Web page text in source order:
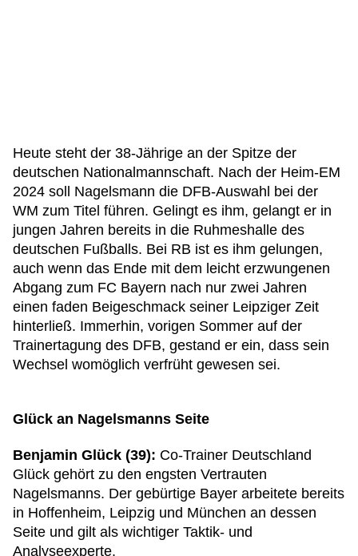
Heute steht der 38-Jährige an der Spitze der
deutschen Nationalmannschaft. Nach der Heim-EM
2024 soll Nagelsmann die DFB-Auswahl bei der
WM zum Titel führen. Gelingt es ihm, gelangt er in
jungen Jahren bereits in die Ruhmeshalle des
deutschen Fußballs. Bei RB ist es ihm gelungen,
auch wenn das Ende mit dem leicht erzwungenen
Abgang zum FC Bayern nach nur zwei Jahren
einen faden Beigeschmack seiner Leipziger Zeit
hinterließ. Immerhin, vorigen Sommer auf der
Trainertagung des DFB, gestand er ein, dass sein
Wechsel womöglich verfrüht gewesen sei.
Glück an Nagelsmanns Seite
Benjamin Glück (39): Co-Trainer Deutschland
Glück gehört zu den engsten Vertrauten
Nagelsmanns. Der gebürtige Bayer arbeitete bereits
in Hoffenheim, Leipzig und München an dessen
Seite und gilt als wichtiger Taktik- und
Analyseexperte.